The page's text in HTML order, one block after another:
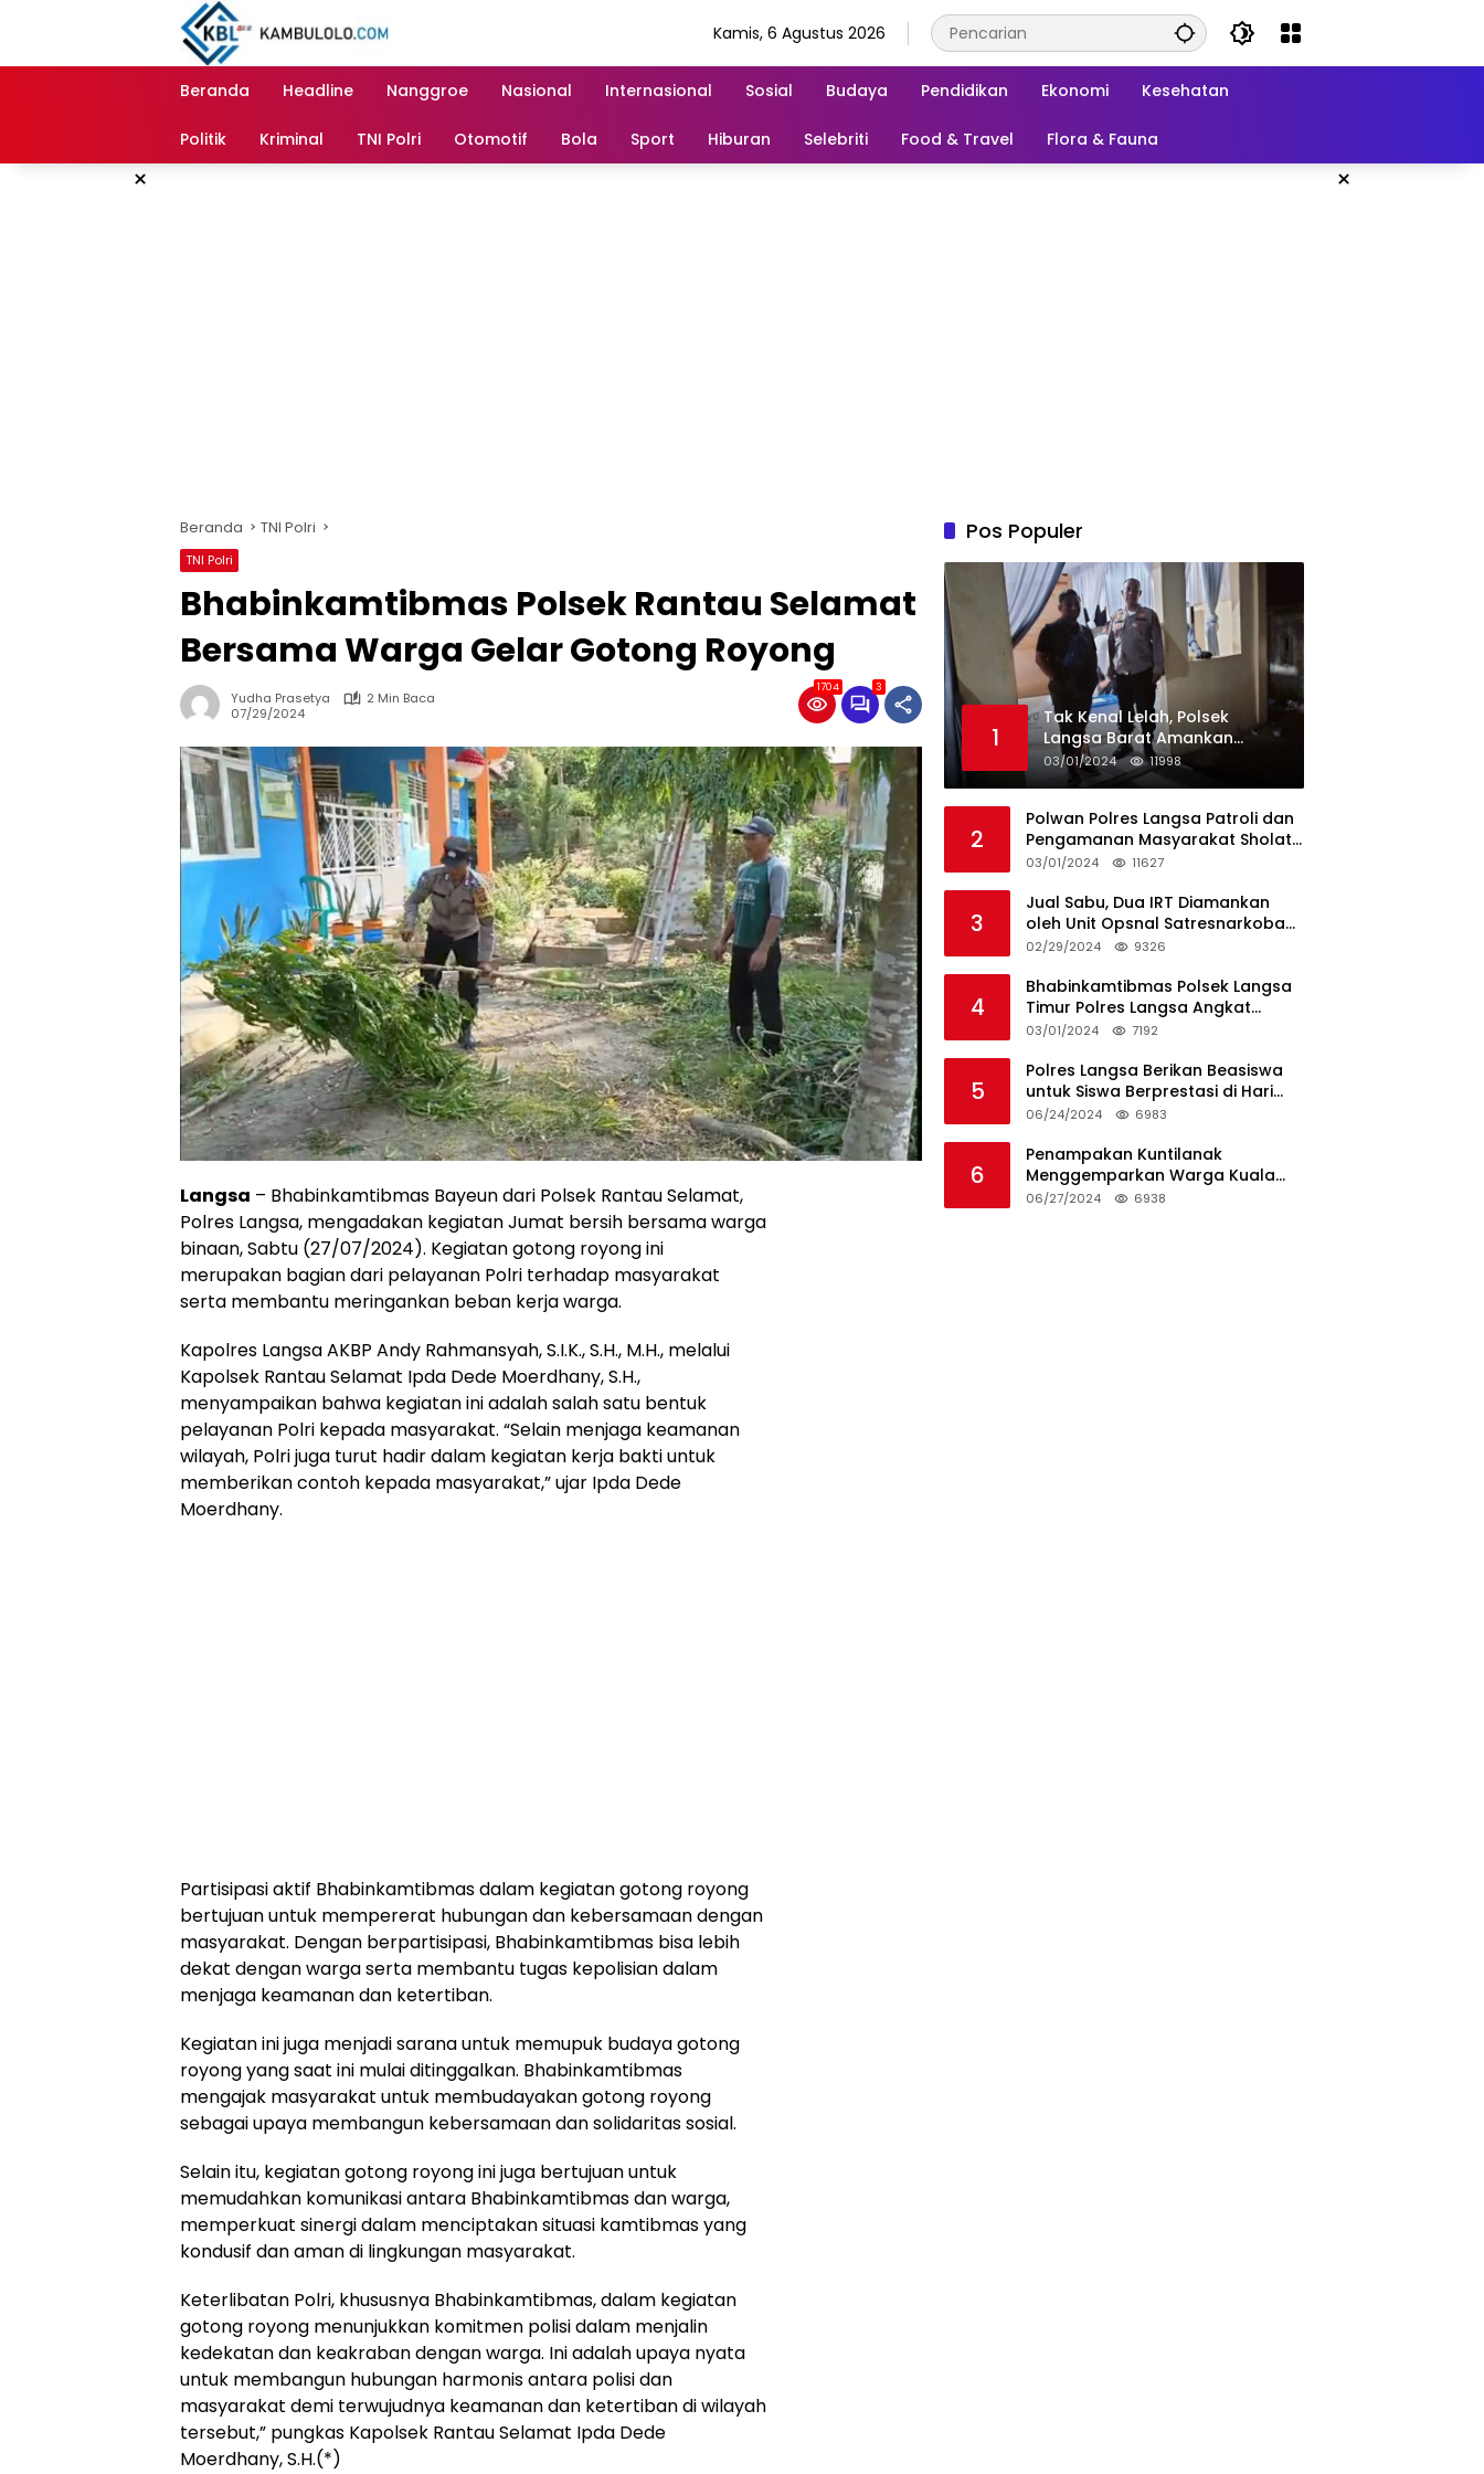
Kamis, 6 Agustus 2026
Beranda Headline Nanggroe Nasional Internasional Sosial Budaya Pendidikan Ekonomi Kesehatan
Politik Kriminal TNI Polri Otomotif Bola Sport Hiburan Selebriti Food & Travel Flora & Fauna
× ×
Beranda TNI Polri
TNI Polri
Bhabinkamtibmas Polsek Rantau Selamat
Bersama Warga Gelar Gotong Royong
Yudha Prasetya
2 Min Baca
07/29/2024
1704 3
Langsa – Bhabinkamtibmas Bayeun dari Polsek Rantau Selamat,
Polres Langsa, mengadakan kegiatan Jumat bersih bersama warga
binaan, Sabtu (27/07/2024). Kegiatan gotong royong ini
merupakan bagian dari pelayanan Polri terhadap masyarakat
serta membantu meringankan beban kerja warga.
Kapolres Langsa AKBP Andy Rahmansyah, S.I.K., S.H., M.H., melalui
Kapolsek Rantau Selamat Ipda Dede Moerdhany, S.H.,
menyampaikan bahwa kegiatan ini adalah salah satu bentuk
pelayanan Polri kepada masyarakat. “Selain menjaga keamanan
wilayah, Polri juga turut hadir dalam kegiatan kerja bakti untuk
memberikan contoh kepada masyarakat,” ujar Ipda Dede
Moerdhany.
Partisipasi aktif Bhabinkamtibmas dalam kegiatan gotong royong
bertujuan untuk mempererat hubungan dan kebersamaan dengan
masyarakat. Dengan berpartisipasi, Bhabinkamtibmas bisa lebih
dekat dengan warga serta membantu tugas kepolisian dalam
menjaga keamanan dan ketertiban.
Kegiatan ini juga menjadi sarana untuk memupuk budaya gotong
royong yang saat ini mulai ditinggalkan. Bhabinkamtibmas
mengajak masyarakat untuk membudayakan gotong royong
sebagai upaya membangun kebersamaan dan solidaritas sosial.
Selain itu, kegiatan gotong royong ini juga bertujuan untuk
memudahkan komunikasi antara Bhabinkamtibmas dan warga,
memperkuat sinergi dalam menciptakan situasi kamtibmas yang
kondusif dan aman di lingkungan masyarakat.
Keterlibatan Polri, khususnya Bhabinkamtibmas, dalam kegiatan
gotong royong menunjukkan komitmen polisi dalam menjalin
kedekatan dan keakraban dengan warga. Ini adalah upaya nyata
untuk membangun hubungan harmonis antara polisi dan
masyarakat demi terwujudnya keamanan dan ketertiban di wilayah
tersebut,” pungkas Kapolsek Rantau Selamat Ipda Dede
Moerdhany, S.H.(*)
Pos Populer
1
Tak Kenal Lelah, Polsek
Langsa Barat Amankan
Rekapitulasi Selama12 Hari di
Kecamatan Baro
03/01/2024 11998
2
Polwan Polres Langsa Patroli dan
Pengamanan Masyarakat Sholat
Jumat
03/01/2024 11627
3
Jual Sabu, Dua IRT Diamankan
oleh Unit Opsnal Satresnarkoba
Polres Langsa
02/29/2024 9326
4
Bhabinkamtibmas Polsek Langsa
Timur Polres Langsa Angkat
Kerenda Bantu Prosesi
03/01/2024 7192
5
Polres Langsa Berikan Beasiswa
untuk Siswa Berprestasi di Hari
Bhayangkara ke-78
06/24/2024 6983
6
Penampakan Kuntilanak
Menggemparkan Warga Kuala
Langsa dan Btn Sungai Pauh
06/27/2024 6938